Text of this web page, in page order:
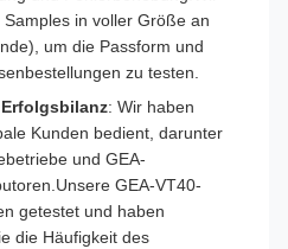
in voller Größe an
um die Passform und
zu testen.
: Wir haben
Kunden bedient, darunter
und GEA-
GEA-VT40-
getestet und haben
die Häufigkeit des